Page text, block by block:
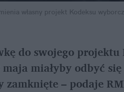
własny projekt Kodeksu
do swojego
miałyby odbyć
zamknięte – podaje